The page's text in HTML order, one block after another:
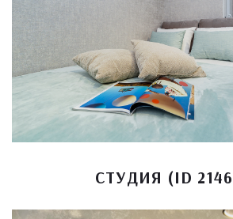
СТУДИЯ (ID